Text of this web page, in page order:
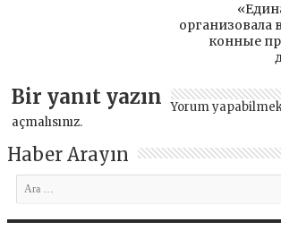
организовала
конные
Bir yanıt yazın Yorum
açmalısınız.
Haber Arayın